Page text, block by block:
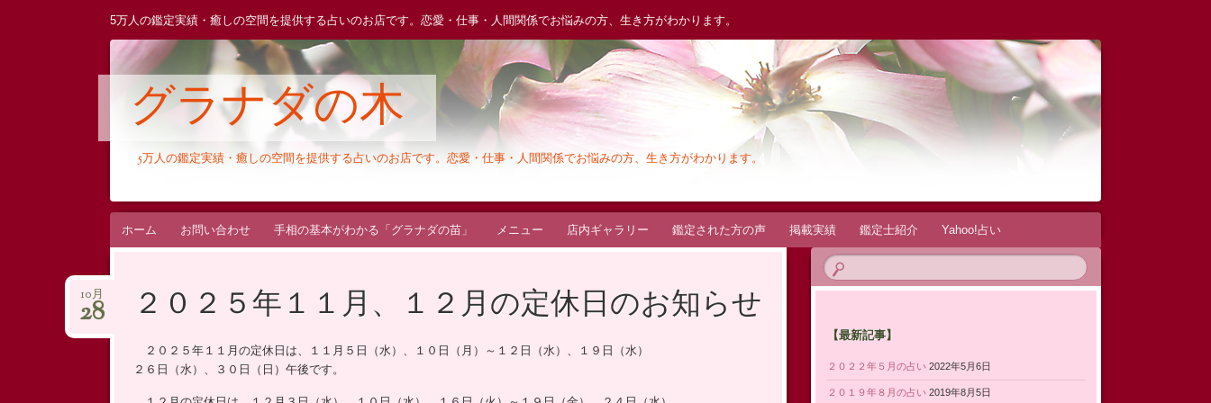
5万人の鑑定実績・癒しの空間を提供する占いのお店です。恋愛・仕事・人間関係でお悩みの方、生き方がわかります。
グラナダの木
5万人の鑑定実績・癒しの空間を提供する占いのお店です。恋愛・仕事・人間関係でお悩みの方、生き方がわかります。
コ
ン
ホーム お問い合わせ 手相の基本がわかる「グラナダの苗」 メニュー 店内ギャラリー 鑑定された方の声 掲載実績 鑑定士紹介 Yahoo!占い
２０２５年１１月、１２月の定休日のお知らせ
10月
28
２０２５年１１月の定休日は、１１月５日（水）、１０日（月）～１２日（水）、１９日（水）
２６日（水）、３０日（日）午後です。
【最新記事】
２０２２年５月の占い 2022年5月6日
２０１９年８月の占い 2019年8月5日